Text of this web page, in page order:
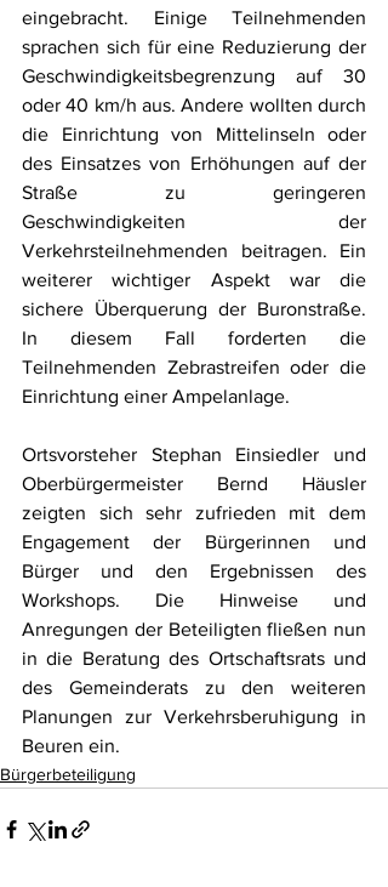
eingebracht. Einige Teilnehmenden
sprachen sich für eine Reduzierung der
Geschwindigkeitsbegrenzung auf 30
oder 40 km/h aus. Andere wollten durch
die Einrichtung von Mittelinseln oder
des Einsatzes von Erhöhungen auf der
Straße zu geringeren
Geschwindigkeiten der
Verkehrsteilnehmenden beitragen. Ein
weiterer wichtiger Aspekt war die
sichere Überquerung der Buronstraße.
In diesem Fall forderten die
Teilnehmenden Zebrastreifen oder die
Einrichtung einer Ampelanlage.
Ortsvorsteher Stephan Einsiedler und
Oberbürgermeister Bernd Häusler
zeigten sich sehr zufrieden mit dem
Engagement der Bürgerinnen und
Bürger und den Ergebnissen des
Workshops. Die Hinweise und
Anregungen der Beteiligten fließen nun
in die Beratung des Ortschaftsrats und
des Gemeinderats zu den weiteren
Planungen zur Verkehrsberuhigung in
Beuren ein.
Bürgerbeteiligung